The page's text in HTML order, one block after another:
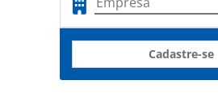
Cadastre-se